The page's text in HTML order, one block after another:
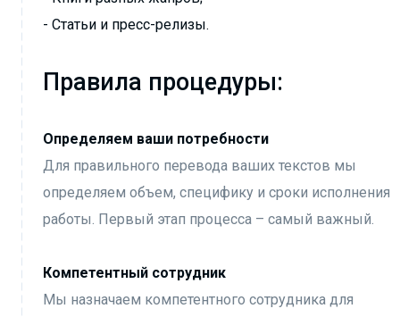
- Статьи и пресс-релизы.
Правила процедуры:
Определяем ваши потребности
Для правильного перевода ваших текстов мы
определяем объем, специфику и сроки исполнения
работы. Первый этап процесса – самый важный.
Компетентный сотрудник
Мы назначаем компетентного сотрудника для